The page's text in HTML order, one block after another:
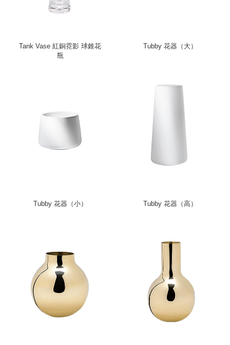
Tank Vase 紅銅霓影 球錐花
瓶
Tubby 花器（大）
Tubby 花器（小） Tubby 花器（高）